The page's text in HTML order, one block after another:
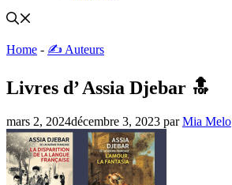
Home - ✍️ Auteurs
Livres d’ Assia Djebar 🔝
mars 2, 2024décembre 3, 2023 parMia Melo